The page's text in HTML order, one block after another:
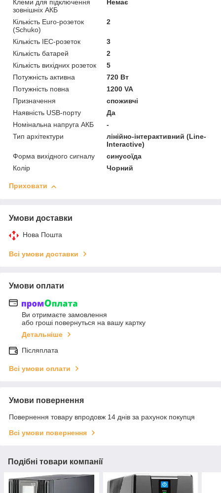
Клеми для підключення
зовнішніх АКБ
Немає
Кількість Euro-розеток
(Schuko)
2
Кількість IEC-розеток
3
Кількість батарей
2
Кількість вихідних розеток
5
Потужність активна
720 Вт
Потужність повна
1200 VA
Призначення
споживчі
Наявність USB-порту
Да
Номінальна напруга АКБ
-
Тип архітектури
лінійно-інтерактивний (Line-
Interactive)
Форма вихідного сигналу
синусоїда
Колір
Чорний
Приховати
Умови доставки
Нова Пошта
Всі умови доставки
Умови оплати
Ви отримаєте замовлення
або гроші повернуться на вашу картку
Детальніше
Післяплата
Всі умови оплати
Умови повернення
Повернення товару впродовж 14 днів за рахунок покупця
Всі умови повернення
Подібні товари компанії